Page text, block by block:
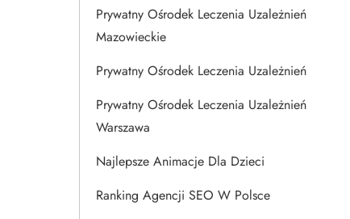
Prywatny Ośrodek Leczenia Uzależnień
Mazowieckie
Prywatny Ośrodek Leczenia Uzależnień
Prywatny Ośrodek Leczenia Uzależnień
Warszawa
Najlepsze Animacje Dla Dzieci
Ranking Agencji SEO W Polsce